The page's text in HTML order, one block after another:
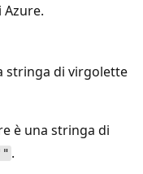
stringa di virgolette
è una stringa di
.